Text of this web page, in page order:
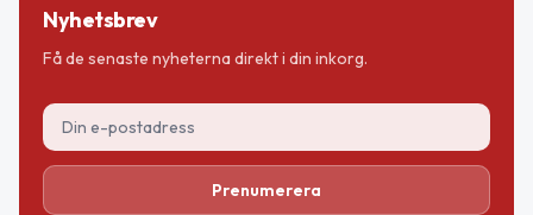
Nyhetsbrev
Få de senaste nyheterna direkt i din inkorg.
Prenumerera